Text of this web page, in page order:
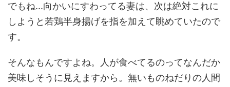
でもね...向かいにすわってる妻は、次は絶対これに
しようと若鶏半身揚げを指を加えて眺めていたので
す。
そんなもんですよね。人が食べてるのってなんだか
美味しそうに見えますから。無いものねだりの人間